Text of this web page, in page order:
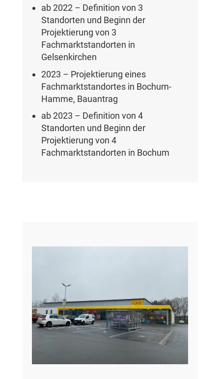
ab 2022 – Definition von 3
Standorten und Beginn der
Projektierung von 3
Fachmarktstandorten in
Gelsenkirchen
2023 – Projektierung eines
Fachmarktstandortes in Bochum-
Hamme, Bauantrag
ab 2023 – Definition von 4
Standorten und Beginn der
Projektierung von 4
Fachmarktstandorten in Bochum